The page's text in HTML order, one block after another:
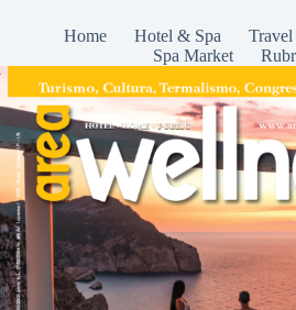
Home Hotel & Spa Travel
Spa Market